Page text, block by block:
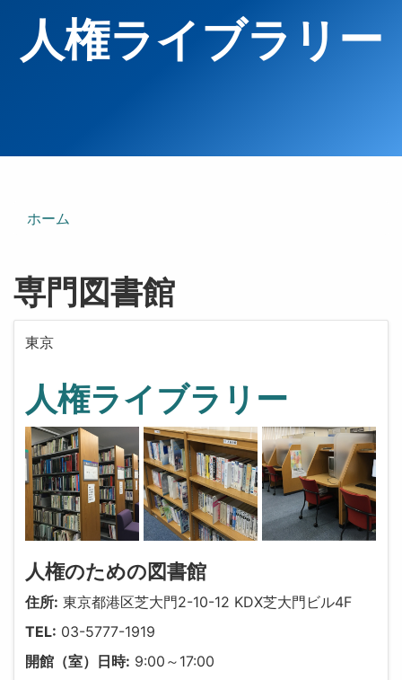
人権ライブラリー
ホーム
専門図書館
東京
人権ライブラリー
人権のための図書館
住所: 東京都港区芝大門2-10-12 KDX芝大門ビル4F
TEL: 03-5777-1919
開館（室）日時: 9:00～17:00